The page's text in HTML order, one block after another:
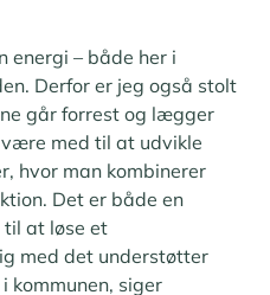
energi – både her i
Derfor er jeg også stolt
går forrest og lægger
med til at udvikle
hvor man kombinerer
Det er både en
at løse et
med det understøtter
kommunen, siger